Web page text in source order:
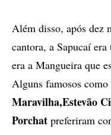
Além disso, após dez
cantora, a Sapucaí
era a Mangueira que
Alguns famosos como
Maravilha,Estevão
Porchat preferiram